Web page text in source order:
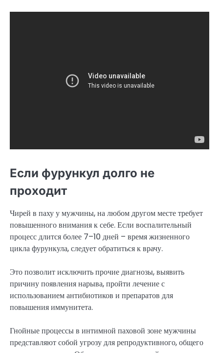
Если фурункул долго не
проходит
Чирей в паху у мужчины, на любом другом месте требует
повышенного внимания к себе. Если воспалительный
процесс длится более 7–10 дней – время жизненного
цикла фурункула, следует обратиться к врачу.
Это позволит исключить прочие диагнозы, выявить
причину появления нарыва, пройти лечение с
использованием антибиотиков и препаратов для
повышения иммунитета.
Гнойные процессы в интимной паховой зоне мужчины
представляют собой угрозу для репродуктивного, общего